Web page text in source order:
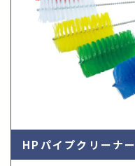
HPパイプクリーナー